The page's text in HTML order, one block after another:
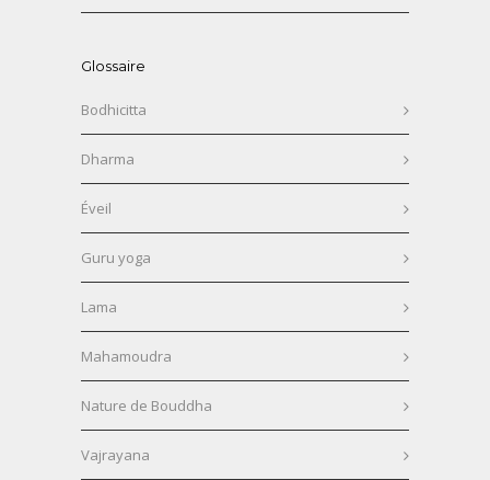
Glossaire
Bodhicitta
Dharma
Éveil
Guru yoga
Lama
Mahamoudra
Nature de Bouddha
Vajrayana